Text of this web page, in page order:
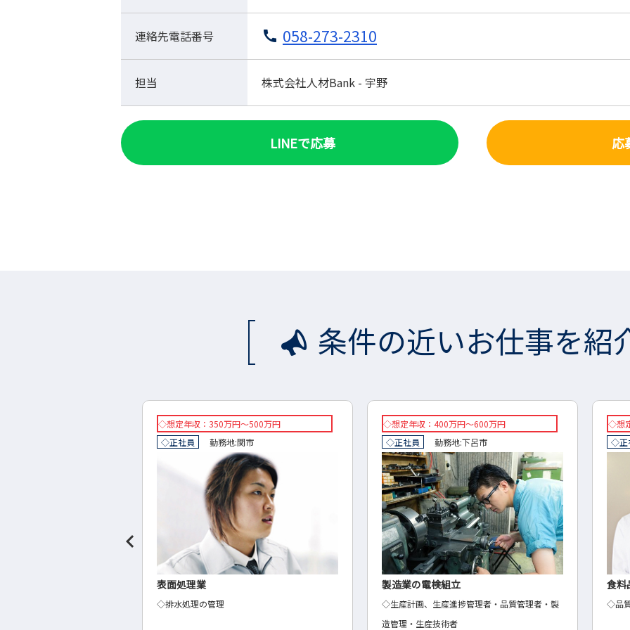
連絡先電話番号 058-273-2310
担当 株式会社人材Bank - 宇野
LINEで応募 応
条件の近いお仕事を紹
◇想定年収：400万円～600万円
◇正社員
勤務地:下呂市
製造業の電検組立
◇生産計画、生産進捗管理者・品質管理者・製
◇想定年収：350万円～600万円
◇正社員
勤務地:大垣市
食料品製造・小売の品質管理
◇品質管理
想定
正社
マー
商品